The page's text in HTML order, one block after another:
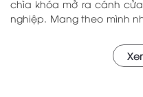
chìa khóa mở ra cánh
nghiệp. Mang theo mình
mình qua nhiều năm
nhau. Với khả năng